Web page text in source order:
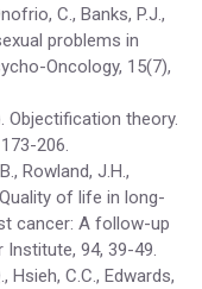
C., Banks, P.J.,
problems in
Oncology, 15(7),
Objectification theory.
206.
Rowland, J.H.,
of life in long-
cancer: A follow-up
94, 39-49.
Hsieh, C.C., Edwards,